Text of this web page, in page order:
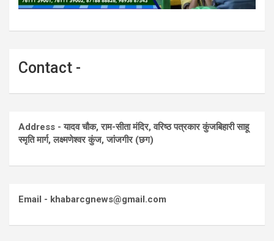
Contact -
Address - यादव चौक, राम-सीता मंदिर, वरिष्ठ पत्रकार कुंजबिहारी साहू
स्मृति मार्ग, लक्ष्मणेश्वर कुंज, जांजगीर (छग)
Email - khabarcgnews@gmail.com